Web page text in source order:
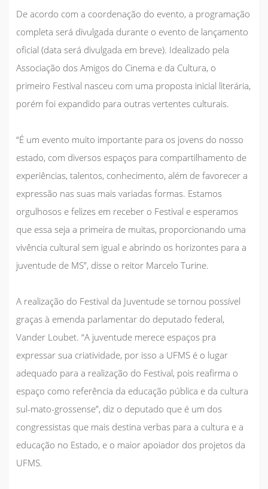
De acordo com a coordenação do evento, a programação
completa será divulgada durante o evento de lançamento
oficial (data será divulgada em breve). Idealizado pela
Associação dos Amigos do Cinema e da Cultura, o
primeiro Festival nasceu com uma proposta inicial literária,
porém foi expandido para outras vertentes culturais.
“É um evento muito importante para os jovens do nosso
estado, com diversos espaços para compartilhamento de
experiências, talentos, conhecimento, além de favorecer a
expressão nas suas mais variadas formas. Estamos
orgulhosos e felizes em receber o Festival e esperamos
que essa seja a primeira de muitas, proporcionando uma
vivência cultural sem igual e abrindo os horizontes para a
juventude de MS”, disse o reitor Marcelo Turine.
A realização do Festival da Juventude se tornou possível
graças à emenda parlamentar do deputado federal,
Vander Loubet. “A juventude merece espaços pra
expressar sua criatividade, por isso a UFMS é o lugar
adequado para a realização do Festival, pois reafirma o
espaço como referência da educação pública e da cultura
sul-mato-grossense”, diz o deputado que é um dos
congressistas que mais destina verbas para a cultura e a
educação no Estado, e o maior apoiador dos projetos da
UFMS.